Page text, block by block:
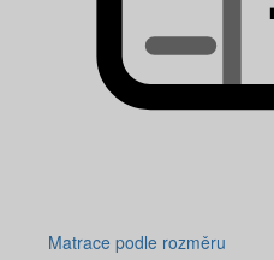
Matrace podle rozměru